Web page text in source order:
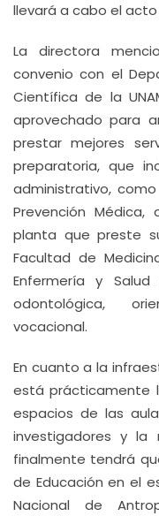
llevará a cabo el
La directora
convenio con el
Científica de la
aprovechado para
prestar mejores
preparatoria, que
administrativo,
Prevención
planta que preste
Facultad de
Enfermería y
odontológica,
vocacional.
En cuanto a la
está prácticamente
espacios de las
investigadores y la
finalmente tendrá
de Educación en el
Nacional de